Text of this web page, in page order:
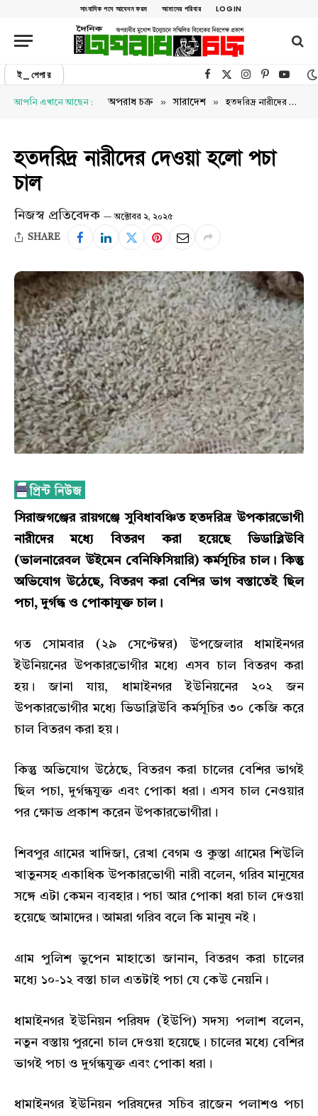
সাংবাদিক পদে আবেদন ফরম আমাদের পরিবার LOGIN
ই_পেপার Facebook
X (Twitter)Instagram
Pinterest
আপনি এখানে আছেন : অপরাধ চক্র » সারাদেশ » হতদরিদ্র নারীদের দেওয়া হলো পচা চাল
হতদরিদ্র নারীদের দেওয়া হলো পচা
চাল
নিজস্ব প্রতিবেদক অক্টোবর ২, ২০২৫
SHARE
সিরাজগঞ্জের রায়গঞ্জে সুবিধাবঞ্চিত হতদরিদ্র উপকারভোগী
নারীদের মধ্যে বিতরণ করা হয়েছে ভিডাব্লিউবি
(ভালনারেবল উইমেন বেনিফিসিয়ারি) কর্মসূচির চাল। কিন্তু
অভিযোগ উঠেছে, বিতরণ করা বেশির ভাগ বস্তাতেই ছিল
পচা, দুর্গন্ধ ও পোকাযুক্ত চাল।
গত সোমবার (২৯ সেপ্টেম্বর) উপজেলার ধামাইনগর
ইউনিয়নের উপকারভোগীর মধ্যে এসব চাল বিতরণ করা
হয়। জানা যায়, ধামাইনগর ইউনিয়নের ২০২ জন
উপকারভোগীর মধ্যে ভিডাব্লিউবি কর্মসূচির ৩০ কেজি করে
চাল বিতরণ করা হয়।
কিন্তু অভিযোগ উঠেছে, বিতরণ করা চালের বেশির ভাগই
ছিল পচা, দুর্গন্ধযুক্ত এবং পোকা ধরা। এসব চাল নেওয়ার
পর ক্ষোভ প্রকাশ করেন উপকারভোগীরা।
শিবপুর গ্রামের খাদিজা, রেখা বেগম ও কুস্তা গ্রামের শিউলি
খাতুনসহ একাধিক উপকারভোগী নারী বলেন, গরিব মানুষের
সঙ্গে এটা কেমন ব্যবহার। পচা আর পোকা ধরা চাল দেওয়া
হয়েছে আমাদের। আমরা গরিব বলে কি মানুষ নই।
গ্রাম পুলিশ ভুপেন মাহাতো জানান, বিতরণ করা চালের
মধ্যে ১০-১২ বস্তা চাল এতটাই পচা যে কেউ নেয়নি।
ধামাইনগর ইউনিয়ন পরিষদ (ইউপি) সদস্য পলাশ বলেন,
নতুন বস্তায় পুরনো চাল দেওয়া হয়েছে। চালের মধ্যে বেশির
ভাগই পচা ও দুর্গন্ধযুক্ত এবং পোকা ধরা।
ধামাইনগর ইউনিয়ন পরিষদের সচিব রাজেন পলাশও পচা